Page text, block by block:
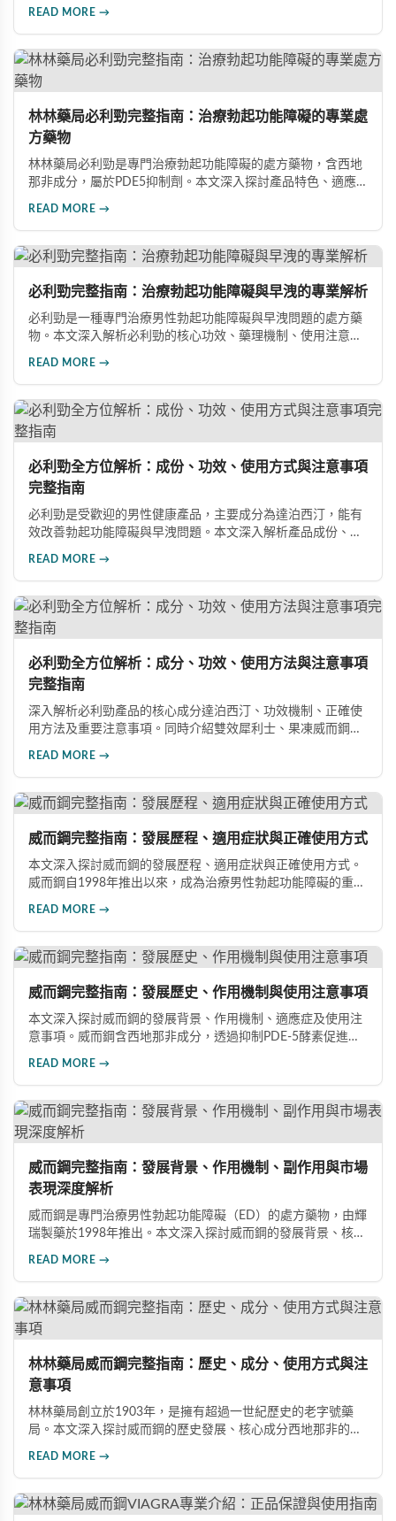
READ MORE →
林林藥局必利勁完整指南：治療勃起功能障礙的專業處
方藥物
林林藥局必利勁是專門治療勃起功能障礙的處方藥物，含西地
那非成分，屬於PDE5抑制劑。本文深入探討產品特色、適應
READ MORE →
必利勁完整指南：治療勃起功能障礙與早洩的專業解析
必利勁是一種專門治療男性勃起功能障礙與早洩問題的處方藥
物。本文深入解析必利勁的核心功效、藥理機制、使用注意事
READ MORE →
必利勁全方位解析：成份、功效、使用方式與注意事項
完整指南
必利勁是受歡迎的男性健康產品，主要成分為達泊西汀，能有
效改善勃起功能障礙與早洩問題。本文深入解析產品成份、功
READ MORE →
必利勁全方位解析：成分、功效、使用方法與注意事項
完整指南
深入解析必利勁產品的核心成分達泊西汀、功效機制、正確使
用方法及重要注意事項。同時介紹雙效犀利士、果凍威而鋼雙
READ MORE →
威而鋼完整指南：發展歷程、適用症狀與正確使用方式
本文深入探討威而鋼的發展歷程、適用症狀與正確使用方式。
威而鋼自1998年推出以來，成為治療男性勃起功能障礙的重要
READ MORE →
威而鋼完整指南：發展歷史、作用機制與使用注意事項
本文深入探討威而鋼的發展背景、作用機制、適應症及使用注
意事項。威而鋼含西地那非成分，透過抑制PDE-5酵素促進血
READ MORE →
威而鋼完整指南：發展背景、作用機制、副作用與市場
表現深度解析
威而鋼是專門治療男性勃起功能障礙（ED）的處方藥物，由輝
瑞製藥於1998年推出。本文深入探討威而鋼的發展背景、核心
READ MORE →
林林藥局威而鋼完整指南：歷史、成分、使用方式與注
意事項
林林藥局創立於1903年，是擁有超過一世紀歷史的老字號藥
局。本文深入探討威而鋼的歷史發展、核心成分西地那非的作
READ MORE →